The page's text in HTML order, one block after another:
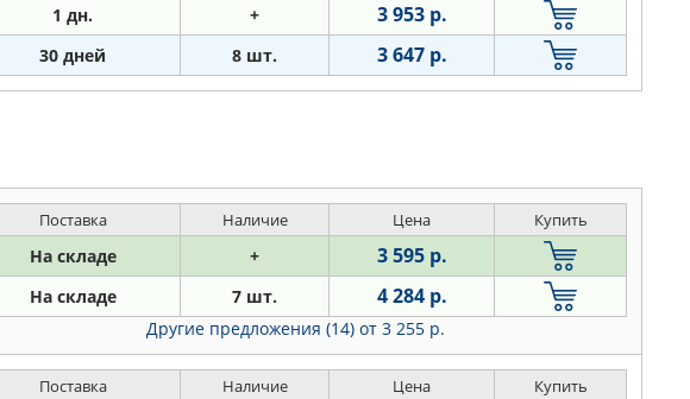
1 дн. + 3 953 р.
30 дней 8 шт. 3 647 р.
Поставка Наличие Цена Купить
На складе + 3 595 р.
На складе 7 шт. 4 284 р.
Другие предложения (14) от 3 255 р.
Поставка Наличие Цена Купить